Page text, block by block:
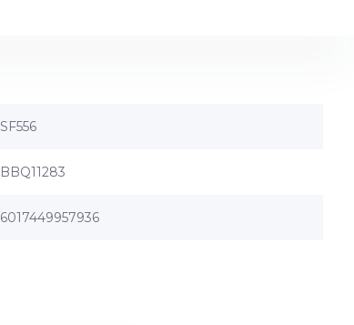
SF556
BBQ11283
6017449957936